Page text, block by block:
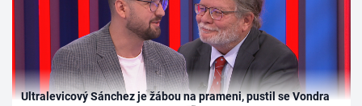
Ultralevicový Sánchez je žábou na prameni, pustil se Vondra